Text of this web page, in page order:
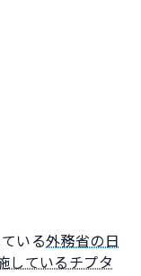
いる外務省の日
しているチプタ